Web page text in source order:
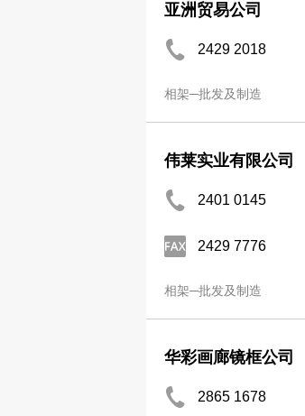
亚洲贸易公司
2429 2018
相架─批发及制造
伟莱实业有限公司
2401 0145
2429 7776
相架─批发及制造
华彩画廊镜框公司
2865 1678